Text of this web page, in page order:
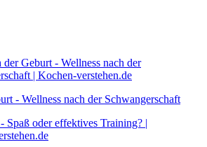
- Wellness nach der Schwangerschaft